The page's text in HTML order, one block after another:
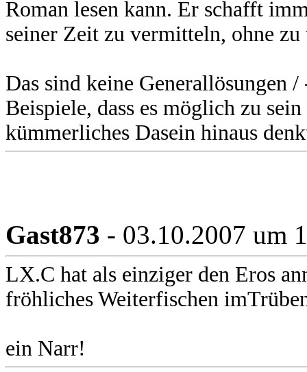
Roman lesen kann. Er schafft
seiner Zeit zu vermitteln, ohne zu
Das sind keine Generallösungen
Beispiele, dass es möglich zu
kümmerliches Dasein hinaus
Gast873 - 03.10.2007 um
LX.C hat als einziger den Eros
fröhliches Weiterfischen
ein Narr!